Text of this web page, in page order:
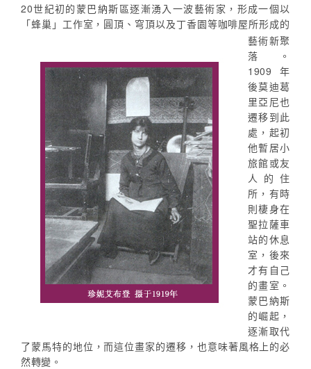
20世紀初的蒙巴納斯區逐漸湧入一波藝術家，形成一個以
「 蜂巢 」 工作室，圓頂、穹頂以及丁香園等咖啡屋所形成的
藝術新聚
落。
1909年
後莫迪葛
里亞尼也
遷移到此
處，起初
他暫居小
旅館或友
人的住
所，有時
則棲身在
聖拉薩車
站的休息
室，後來
才有自己
的畫室。
蒙巴納斯
的崛起，
逐漸取代
了蒙馬特的地位，而這位畫家的遷移，也意味著風格上的必
然轉變。